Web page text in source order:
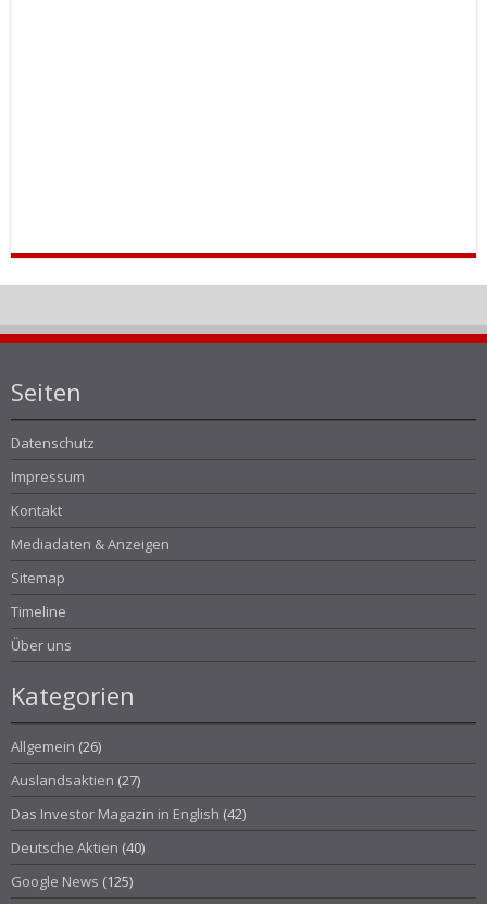
Seiten
Datenschutz
Impressum
Kontakt
Mediadaten & Anzeigen
Sitemap
Timeline
Über uns
Kategorien
Allgemein (26)
Auslandsaktien (27)
Das Investor Magazin in English (42)
Deutsche Aktien (40)
Google News (125)